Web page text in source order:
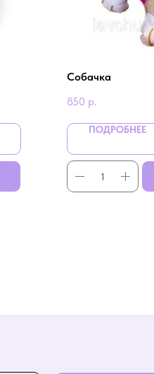
Собачка
850 р.
ПОДРОБНЕЕ